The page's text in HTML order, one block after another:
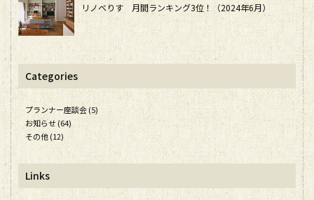
リノベりす 月間ランキング3位！（2024年6月）
Categories
プランナー座談会 (5)
お知らせ (64)
その他 (12)
Links